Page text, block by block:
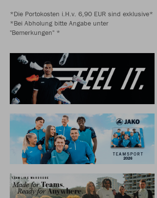
*Die Portokosten i.H.v. 6,90 EUR sind exklusive*
*Bei Abholung bitte Angabe unter
"Bemerkungen" *